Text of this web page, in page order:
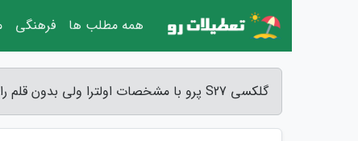
گلکسی S27 پرو با مشخصات اولترا ولی بدون قلم راهی بازار می گردد - آخرین خبر
همه مطلب ها فرهنگی